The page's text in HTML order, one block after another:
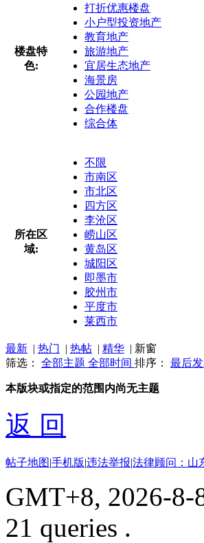
楼盘特
色:
打折优惠楼盘
小户型投资地产
教育地产
旅游地产
宜居生态地产
海景房
公园地产
合作楼盘
综合体
所在区
域:
不限
市南区
市北区
四方区
李沧区
崂山区
黄岛区
城阳区
即墨市
胶州市
平度市
莱西市
最新 | 热门 | 热帖 | 精华 | 新窗
筛选： 全部主题 全部时间 排序： 最后
本版块或指定的范围内尚无主题
返 回
帖子地图|手机版|违法举报|法律顾问：山
GMT+8, 2026-8-
21 queries .